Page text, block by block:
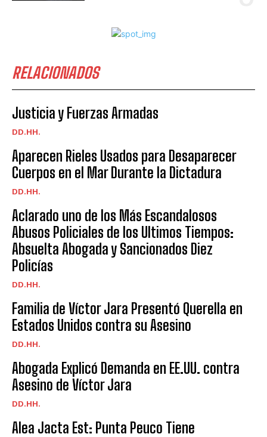
RELACIONADOS
Justicia y Fuerzas Armadas
DD.HH.
Aparecen Rieles Usados para Desaparecer
Cuerpos en el Mar Durante la Dictadura
DD.HH.
Aclarado uno de los Más Escandalosos
Abusos Policiales de los Ultimos Tiempos:
Absuelta Abogada y Sancionados Diez
Policías
DD.HH.
Familia de Víctor Jara Presentó Querella en
Estados Unidos contra su Asesino
DD.HH.
Abogada Explicó Demanda en EE.UU. contra
Asesino de Víctor Jara
DD.HH.
Alea Jacta Est: Punta Peuco Tiene